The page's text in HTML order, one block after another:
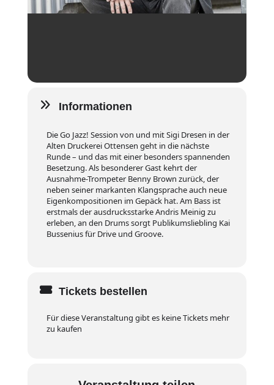
Informationen
Die Go Jazz! Session von und mit Sigi Dresen in der
Alten Druckerei Ottensen geht in die nächste
Runde – und das mit einer besonders spannenden
Besetzung. Als besonderer Gast kehrt der
Ausnahme-Trompeter Benny Brown zurück, der
neben seiner markanten Klangsprache auch neue
Eigenkompositionen im Gepäck hat. Am Bass ist
erstmals der ausdrucksstarke Andris Meinig zu
erleben, an den Drums sorgt Publikumsliebling Kai
Bussenius für Drive und Groove.
Tickets bestellen
Für diese Veranstaltung gibt es keine Tickets mehr
zu kaufen